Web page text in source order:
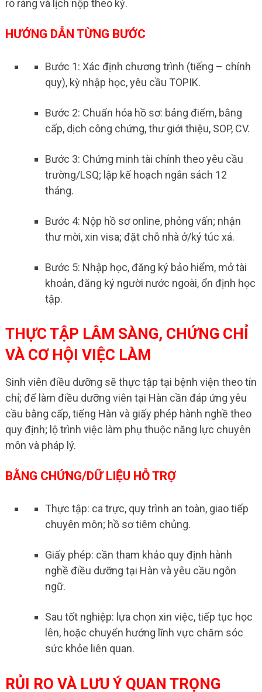
rõ ràng và lịch nộp theo kỳ.
HƯỚNG DẪN TỪNG BƯỚC
Bước 1: Xác định chương trình (tiếng – chính
quy), kỳ nhập học, yêu cầu TOPIK.
Bước 2: Chuẩn hóa hồ sơ: bảng điểm, bằng
cấp, dịch công chứng, thư giới thiệu, SOP, CV.
Bước 3: Chứng minh tài chính theo yêu cầu
trường/LSQ; lập kế hoạch ngân sách 12
tháng.
Bước 4: Nộp hồ sơ online, phỏng vấn; nhận
thư mời, xin visa; đặt chỗ nhà ở/ký túc xá.
Bước 5: Nhập học, đăng ký bảo hiểm, mở tài
khoản, đăng ký người nước ngoài, ổn định học
tập.
THỰC TẬP LÂM SÀNG, CHỨNG CHỈ
VÀ CƠ HỘI VIỆC LÀM
Sinh viên điều dưỡng sẽ thực tập tại bệnh viện theo tín
chỉ; để làm điều dưỡng viên tại Hàn cần đáp ứng yêu
cầu bằng cấp, tiếng Hàn và giấy phép hành nghề theo
quy định; lộ trình việc làm phụ thuộc năng lực chuyên
môn và pháp lý.
BẰNG CHỨNG/DỮ LIỆU HỖ TRỢ
Thực tập: ca trực, quy trình an toàn, giao tiếp
chuyên môn; hồ sơ tiêm chủng.
Giấy phép: cần tham khảo quy định hành
nghề điều dưỡng tại Hàn và yêu cầu ngôn
ngữ.
Sau tốt nghiệp: lựa chọn xin việc, tiếp tục học
lên, hoặc chuyển hướng lĩnh vực chăm sóc
sức khỏe liên quan.
RỦI RO VÀ LƯU Ý QUAN TRỌNG